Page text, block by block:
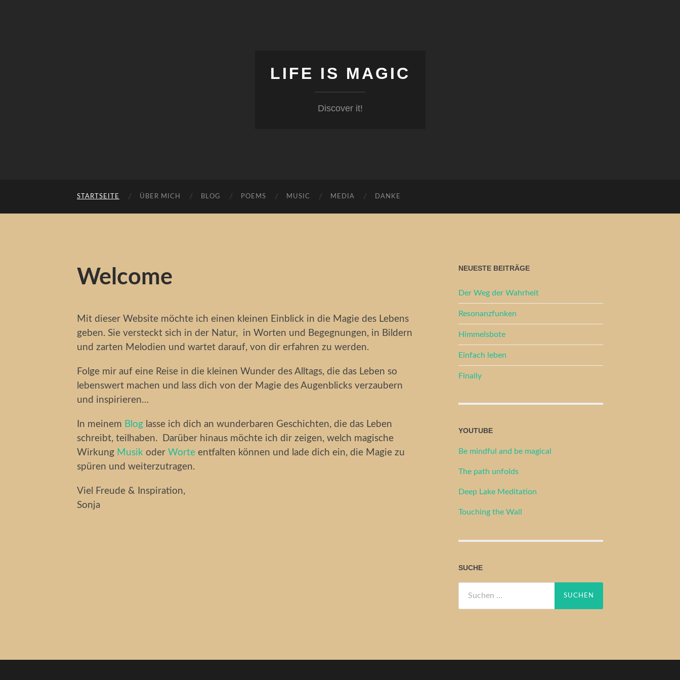
LIFE IS MAGIC
Discover it!
STARTSEITE ÜBER MICH BLOG POEMS MUSIC MEDIA DANKE
Welcome
Mit dieser Website möchte ich einen kleinen Einblick in die Magie des Lebens
geben. Sie versteckt sich in der Natur, in Worten und Begegnungen, in Bildern
und zarten Melodien und wartet darauf, von dir erfahren zu werden.
Folge mir auf eine Reise in die kleinen Wunder des Alltags, die das Leben so
lebenswert machen und lass dich von der Magie des Augenblicks verzaubern
und inspirieren…
In meinem Blog lasse ich dich an wunderbaren Geschichten, die das Leben
schreibt, teilhaben. Darüber hinaus möchte ich dir zeigen, welch magische
Wirkung Musik oder Worte entfalten können und lade dich ein, die Magie zu
spüren und weiterzutragen.
Viel Freude & Inspiration,
Sonja
NEUESTE BEITRÄGE
Der Weg der Wahrheit
Resonanzfunken
Himmelsbote
Einfach leben
Finally
YOUTUBE
Be mindful and be magical
The path unfolds
Deep Lake Meditation
Touching the Wall
SUCHE
nach: